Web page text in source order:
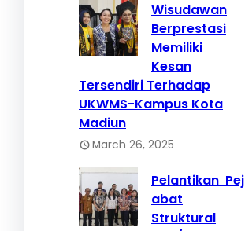
Wisudawan
Berprestasi
Memiliki
Kesan
Tersendiri Terhadap
UKWMS-Kampus Kota
Madiun
March 26, 2025
Pelantikan Pej
abat
Struktural